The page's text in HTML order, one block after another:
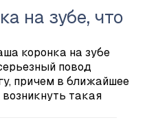
на зубе, что
коронка на зубе
повод
причем в ближайшее
такая